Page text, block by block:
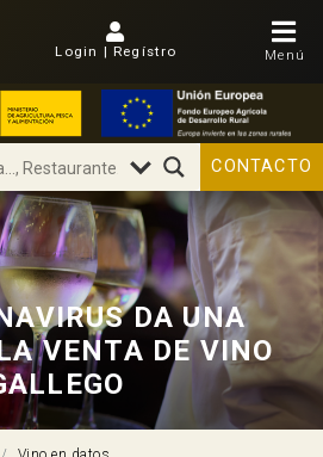
Login | Regístro Menú
CONTACTO
DA UNA
VENTA DE VINO